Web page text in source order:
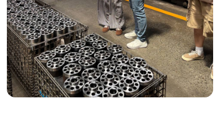
Товары для маркетплейсов
Получить консультацию
ВАШИ ЗАКАЗЫ